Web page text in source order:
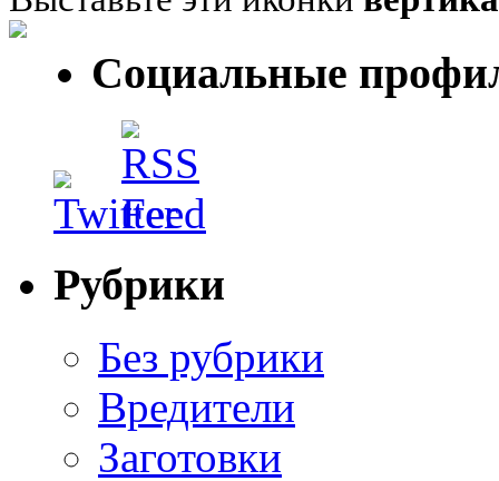
Социальные
Рубрики
Без рубрики
Вредители
Заготовки